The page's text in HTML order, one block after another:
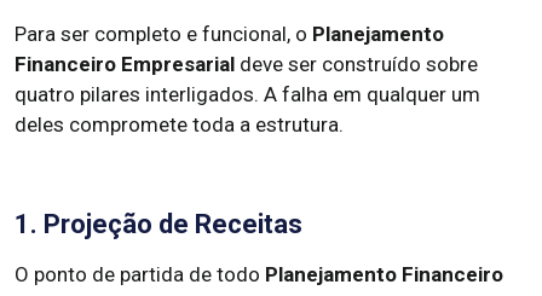
Para ser completo e funcional, o Planejamento
Financeiro Empresarial deve ser construído sobre
quatro pilares interligados. A falha em qualquer um
deles compromete toda a estrutura.
1. Projeção de Receitas
O ponto de partida de todo Planejamento Financeiro